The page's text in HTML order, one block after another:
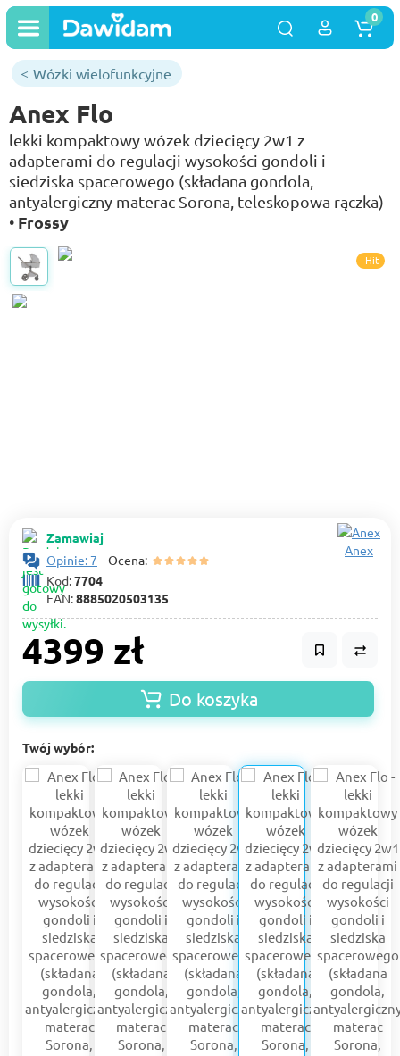
0
Wózki wielofunkcyjne
Anex Flo
lekki kompaktowy wózek dziecięcy 2w1 z
adapterami do regulacji wysokości gondoli i
siedziska spacerowego (składana gondola,
antyalergiczny materac Sorona, teleskopowa rączka)
• Frossy
Hit
Zamawiaj
Opinie: 7 Ocena:
Kod:7704
EAN:8885020503135
Anex
4399 zł
Do koszyka
Twój wybór: